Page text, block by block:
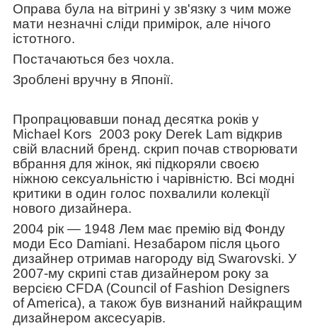
Оправа була на вітрині у зв'язку з чим може
мати незначні сліди примірок, але нічого
істотного.
Постачаються без чохла.
Зроблені вручну в Японії.
Пропрацювавши понад десятка років у
Michael Kors 2003 року Derek Lam відкрив
свій власний бренд. скрип почав створювати
вбрання для жінок, які підкоряли своєю
ніжною сексуальністю і чарівністю. Всі модні
критики в один голос похвалили колекції
нового дизайнера.
2004 рік — 1948 Лем має премію від Фонду
моди Eco Damiani. Незабаром після цього
дизайнер отримав нагороду від Swarovski. У
2007-му скрипі став дизайнером року за
версією CFDA (Council of Fashion Designers
of America), а також був визнаний найкращим
дизайнером аксесуарів.